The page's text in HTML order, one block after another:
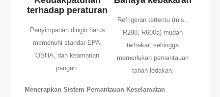
terhadap peraturan
Penyimpanan dingin harus
memenuhi standar EPA,
OSHA, dan keamanan
pangan.
Refrigeran tertentu (mis.,
R290, R600a) mudah
terbakar, sehingga
memerlukan pemantauan
tahan ledakan.
Menerapkan Sistem Pemantauan Keselamatan